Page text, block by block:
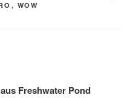
, WOW
Freshwater Pond